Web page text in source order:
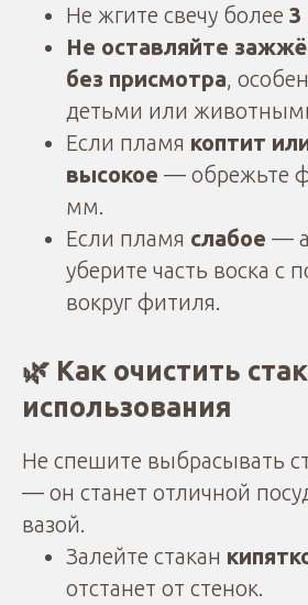
Не жгите свечу более 3
Не оставляйте
без присмотра ,
детьми или
Если пламя коптит
высокое — обрежьте
мм.
Если пламя слабое —
уберите часть воска с
вокруг фитиля.
🌿 Как очистить
использования
Не спешите выбрасывать
— он станет отличной
вазой.
Залейте стакан
отстанет от стенок.